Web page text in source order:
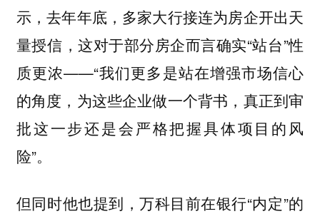
示，去年年底，多家大行接连为房企开出天
量授信，这对于部分房企而言确实“站台”性
质更浓——“我们更多是站在增强市场信心
的角度，为这些企业做一个背书，真正到审
批这一步还是会严格把握具体项目的风
险”。
但同时他也提到，万科目前在银行“内定”的